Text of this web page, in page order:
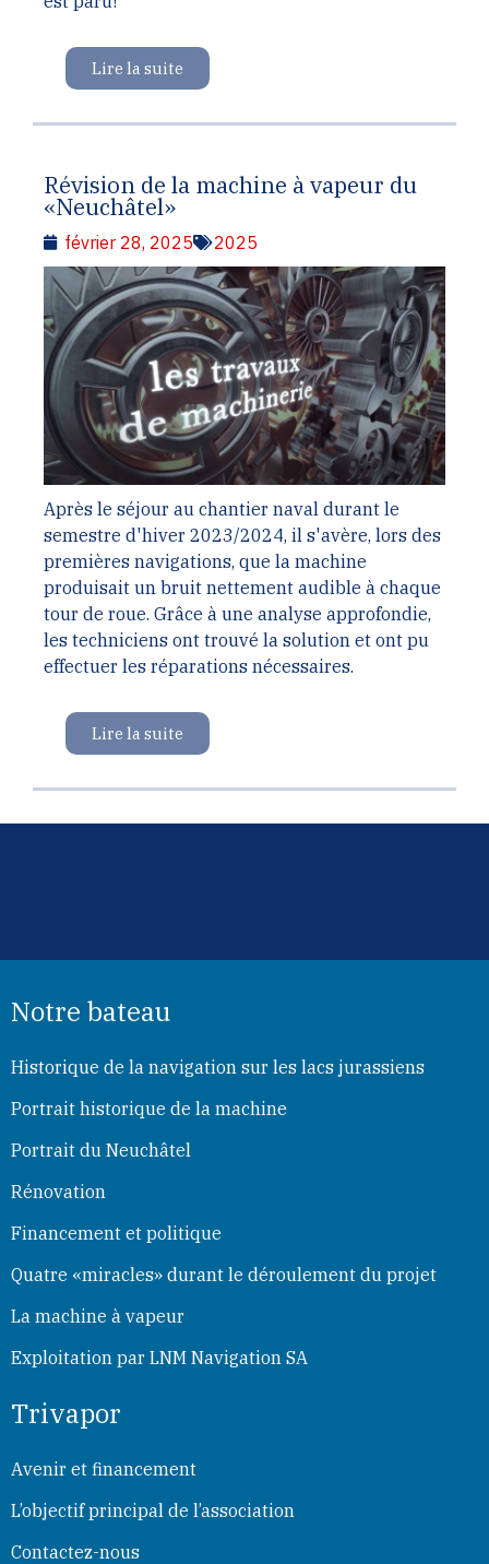
Lire la suite
Révision de la machine à vapeur du
«Neuchâtel»
février 28, 2025 2025
Après le séjour au chantier naval durant le
semestre d'hiver 2023/2024, il s'avère, lors des
premières navigations, que la machine
produisait un bruit nettement audible à chaque
tour de roue. Grâce à une analyse approfondie,
les techniciens ont trouvé la solution et ont pu
effectuer les réparations nécessaires.
Lire la suite
Notre bateau
Historique de la navigation sur les lacs jurassiens
Portrait historique de la machine
Portrait du Neuchâtel
Rénovation
Financement et politique
Quatre «miracles» durant le déroulement du projet
La machine à vapeur
Exploitation par LNM Navigation SA
Trivapor
Avenir et financement
L’objectif principal de l’association
Contactez-nous